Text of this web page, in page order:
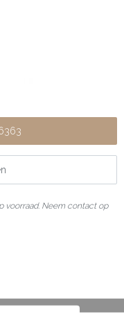
voorraad. Neem contact op